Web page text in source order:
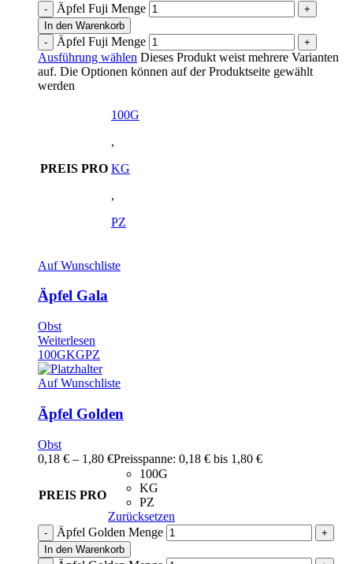
Äpfel Fuji Menge
In den Warenkorb
Äpfel Fuji Menge
Ausführung wählen Dieses Produkt weist mehrere Varianten
auf. Die Optionen können auf der Produktseite gewählt
werden
PREIS PRO
100G
,
KG
,
PZ
Auf Wunschliste
Äpfel Gala
Obst
Weiterlesen
100GKGPZ
Auf Wunschliste
Äpfel Golden
Obst
0,18 € – 1,80 €Preisspanne: 0,18 € bis 1,80 €
PREIS PRO
100G
KG
PZ
Zurücksetzen
Äpfel Golden Menge
In den Warenkorb